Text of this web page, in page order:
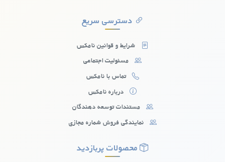
دسترسی سریع
شرایط و قوانین نامکس
مسئولیت اجتماعی
تماس با نامکس
درباره نامکس
مستندات توسعه دهندگان
نمایندگی فروش شماره مجازی
محصولات پربازدید